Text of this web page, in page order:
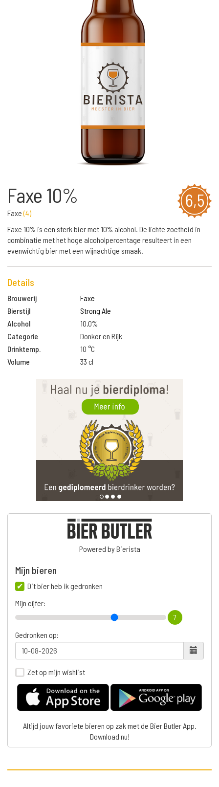
6,5
Faxe 10%
Faxe(4)
Faxe 10% is een sterk bier met 10% alcohol. De lichte zoetheid in
combinatie met het hoge alcoholpercentage resulteert in een
evenwichtig bier met een wijnachtige smaak.
Details
Brouwerij
Faxe
Bierstijl
Strong Ale
Alcohol
10.0%
Categorie
Donker en Rijk
Drinktemp.
10 °C
Volume
33 cl
Powered by Bierista
Mijn bieren
Dit bier heb ik gedronken
Mijn cijfer:
7
Gedronken op:
Zet op mijn wishlist
Altijd jouw favoriete bieren op zak met de Bier Butler App.
Download nu!